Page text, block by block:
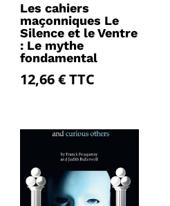
Les cahiers
maçonniques Le
Silence et le Ventre
: Le mythe
fondamental
12,66€TTC